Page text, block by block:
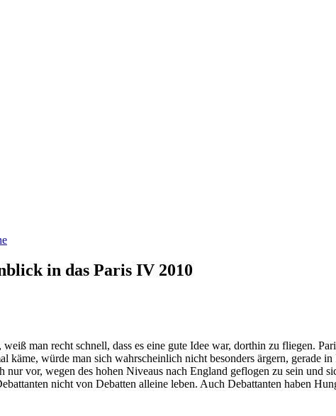
in das Paris IV 2010
man recht schnell, dass es eine gute Idee war, dorthin zu fliegen.
würde man sich wahrscheinlich nicht besonders ärgern, gerade
vor, wegen des hohen Niveaus nach England geflogen zu sein und
nicht von Debatten alleine leben. Auch Debattanten haben